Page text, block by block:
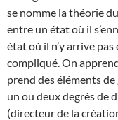
se nomme la théorie
entre un état où il
état où il n’y arrive pas
compliqué. On
prend des éléments
un ou deux degrés de
(directeur de la